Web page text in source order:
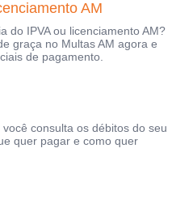
AM
do IPVA ou licenciamento AM?
graça no Multas AM agora e
de pagamento.
consulta os débitos do seu
quer pagar e como quer